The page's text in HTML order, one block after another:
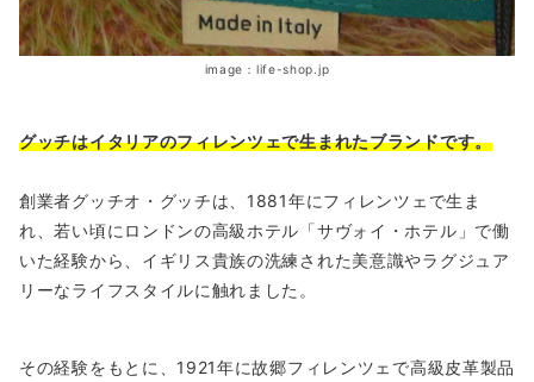
image：life-shop.jp
グッチはイタリアのフィレンツェで生まれたブランドです。
創業者グッチオ・グッチは、1881年にフィレンツェで生ま
れ、若い頃にロンドンの高級ホテル「サヴォイ・ホテル」で働
いた経験から、イギリス貴族の洗練された美意識やラグジュア
リーなライフスタイルに触れました。
その経験をもとに、1921年に故郷フィレンツェで高級皮革製品